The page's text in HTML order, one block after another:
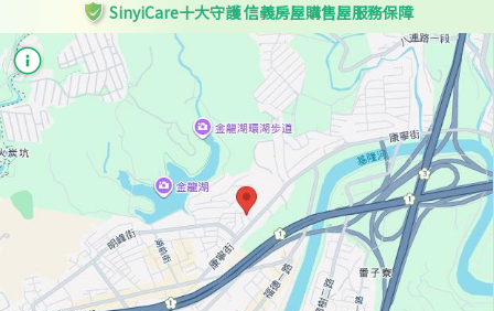
SinyiCare十大守護 信義房屋購售屋服務保障